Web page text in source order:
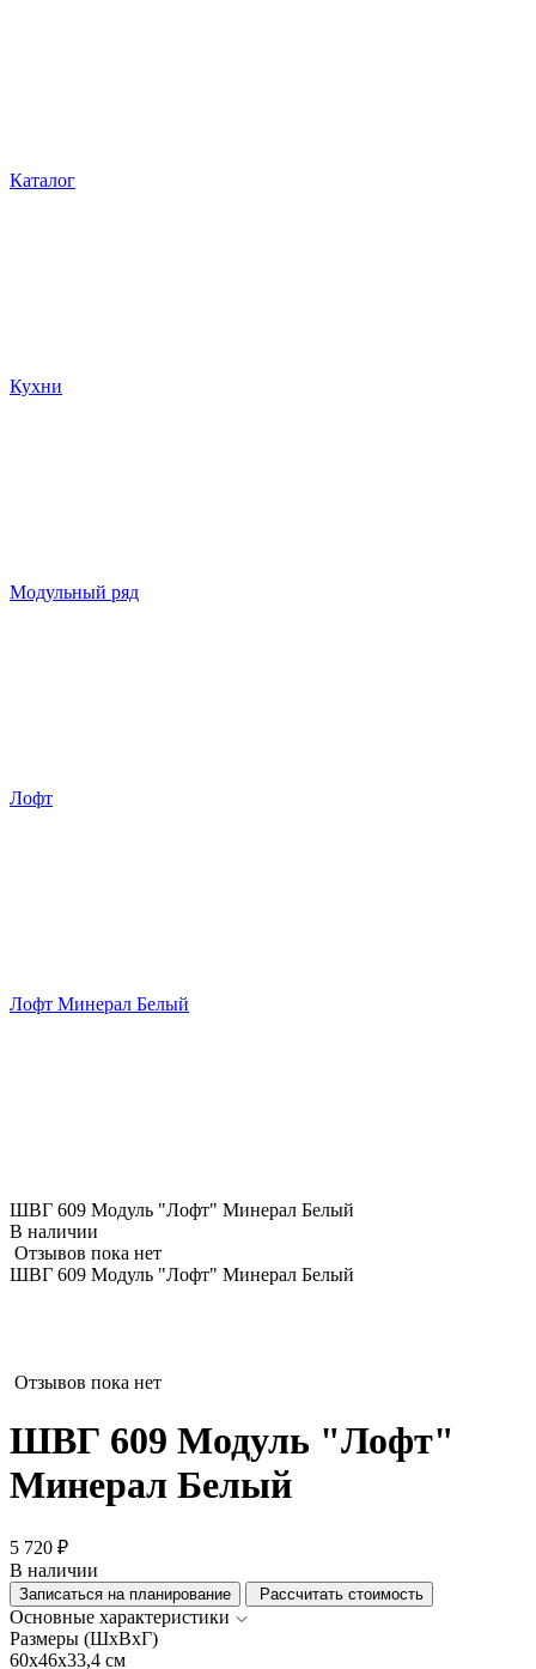
Каталог
Кухни
Модульный ряд
Лофт
Лофт Минерал Белый
ШВГ 609 Модуль "Лофт" Минерал Белый
В наличии
Отзывов пока нет
ШВГ 609 Модуль "Лофт" Минерал Белый
Отзывов пока нет
ШВГ 609 Модуль "Лофт"
Минерал Белый
5 720 ₽
В наличии
Записаться на планирование Рассчитать стоимость
Основные характеристики
Размеры (ШхВхГ)
60x46x33,4 см